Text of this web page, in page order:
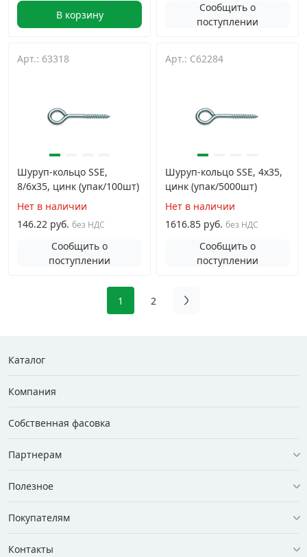
В корзину
Сообщить о
поступлении
Арт.: 63318
Шуруп-кольцо SSE,
8/6х35, цинк (упак/100шт)
Нет в наличии
146.22 руб. без НДС
Сообщить о
поступлении
Арт.: C62284
Шуруп-кольцо SSE, 4х35,
цинк (упак/5000шт)
Нет в наличии
1616.85 руб. без НДС
Сообщить о
поступлении
1 2
Каталог
Компания
Собственная фасовка
Партнерам
Полезное
Покупателям
Контакты